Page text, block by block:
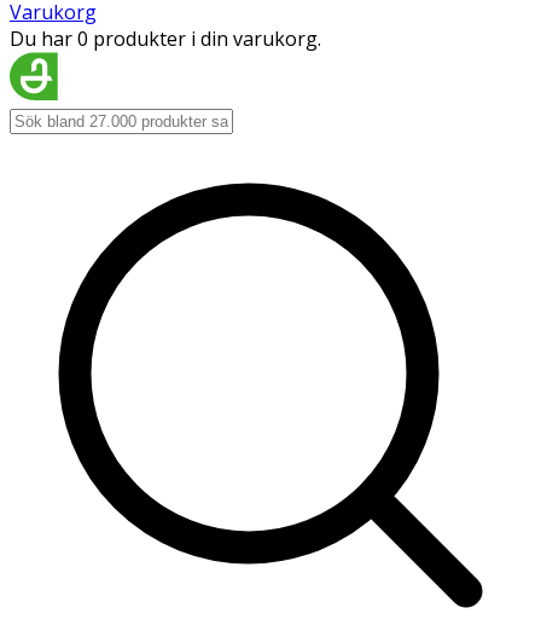
Varukorg
Du har 0 produkter i din varukorg.